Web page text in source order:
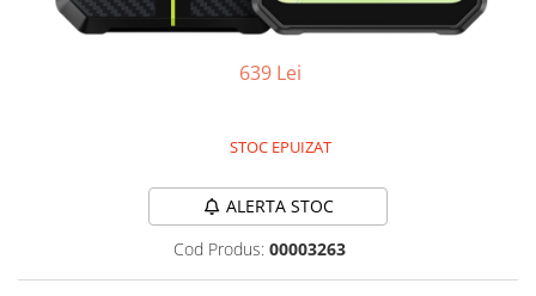
Friteuze Aer Cald / Air Fryer
Roboți Piscină
639 Lei
STOC EPUIZAT
ALERTA STOC
Cod Produs: 00003263